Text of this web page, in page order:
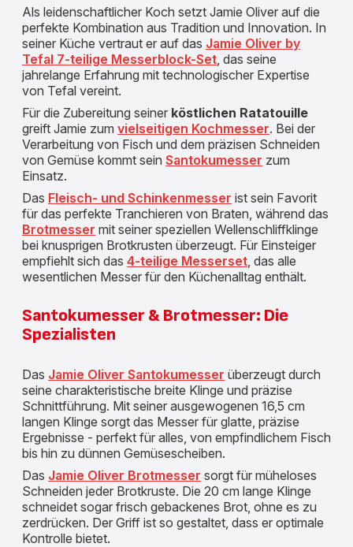
Als leidenschaftlicher Koch setzt Jamie Oliver auf die
perfekte Kombination aus Tradition und Innovation. In
seiner Küche vertraut er auf das Jamie Oliver by
Tefal 7-teilige Messerblock-Set , das seine
jahrelange Erfahrung mit technologischer Expertise
von Tefal vereint.
Für die Zubereitung seiner köstlichen Ratatouille
greift Jamie zum vielseitigen Kochmesser. Bei der
Verarbeitung von Fisch und dem präzisen Schneiden
von Gemüse kommt sein Santokumesser zum
Einsatz.
Das Fleisch- und Schinkenmesser ist sein Favorit
für das perfekte Tranchieren von Braten, während das
Brotmesser mit seiner speziellen Wellenschliffklinge
bei knusprigen Brotkrusten überzeugt. Für Einsteiger
empfiehlt sich das 4-teilige Messerset , das alle
wesentlichen Messer für den Küchenalltag enthält.
Santokumesser & Brotmesser: Die
Spezialisten
Das Jamie Oliver Santokumesser überzeugt durch
seine charakteristische breite Klinge und präzise
Schnittführung. Mit seiner ausgewogenen 16,5 cm
langen Klinge sorgt das Messer für glatte, präzise
Ergebnisse - perfekt für alles, von empfindlichem Fisch
bis hin zu dünnen Gemüsescheiben.
Das Jamie Oliver Brotmesser sorgt für müheloses
Schneiden jeder Brotkruste. Die 20 cm lange Klinge
schneidet sogar frisch gebackenes Brot, ohne es zu
zerdrücken. Der Griff ist so gestaltet, dass er optimale
Kontrolle bietet.